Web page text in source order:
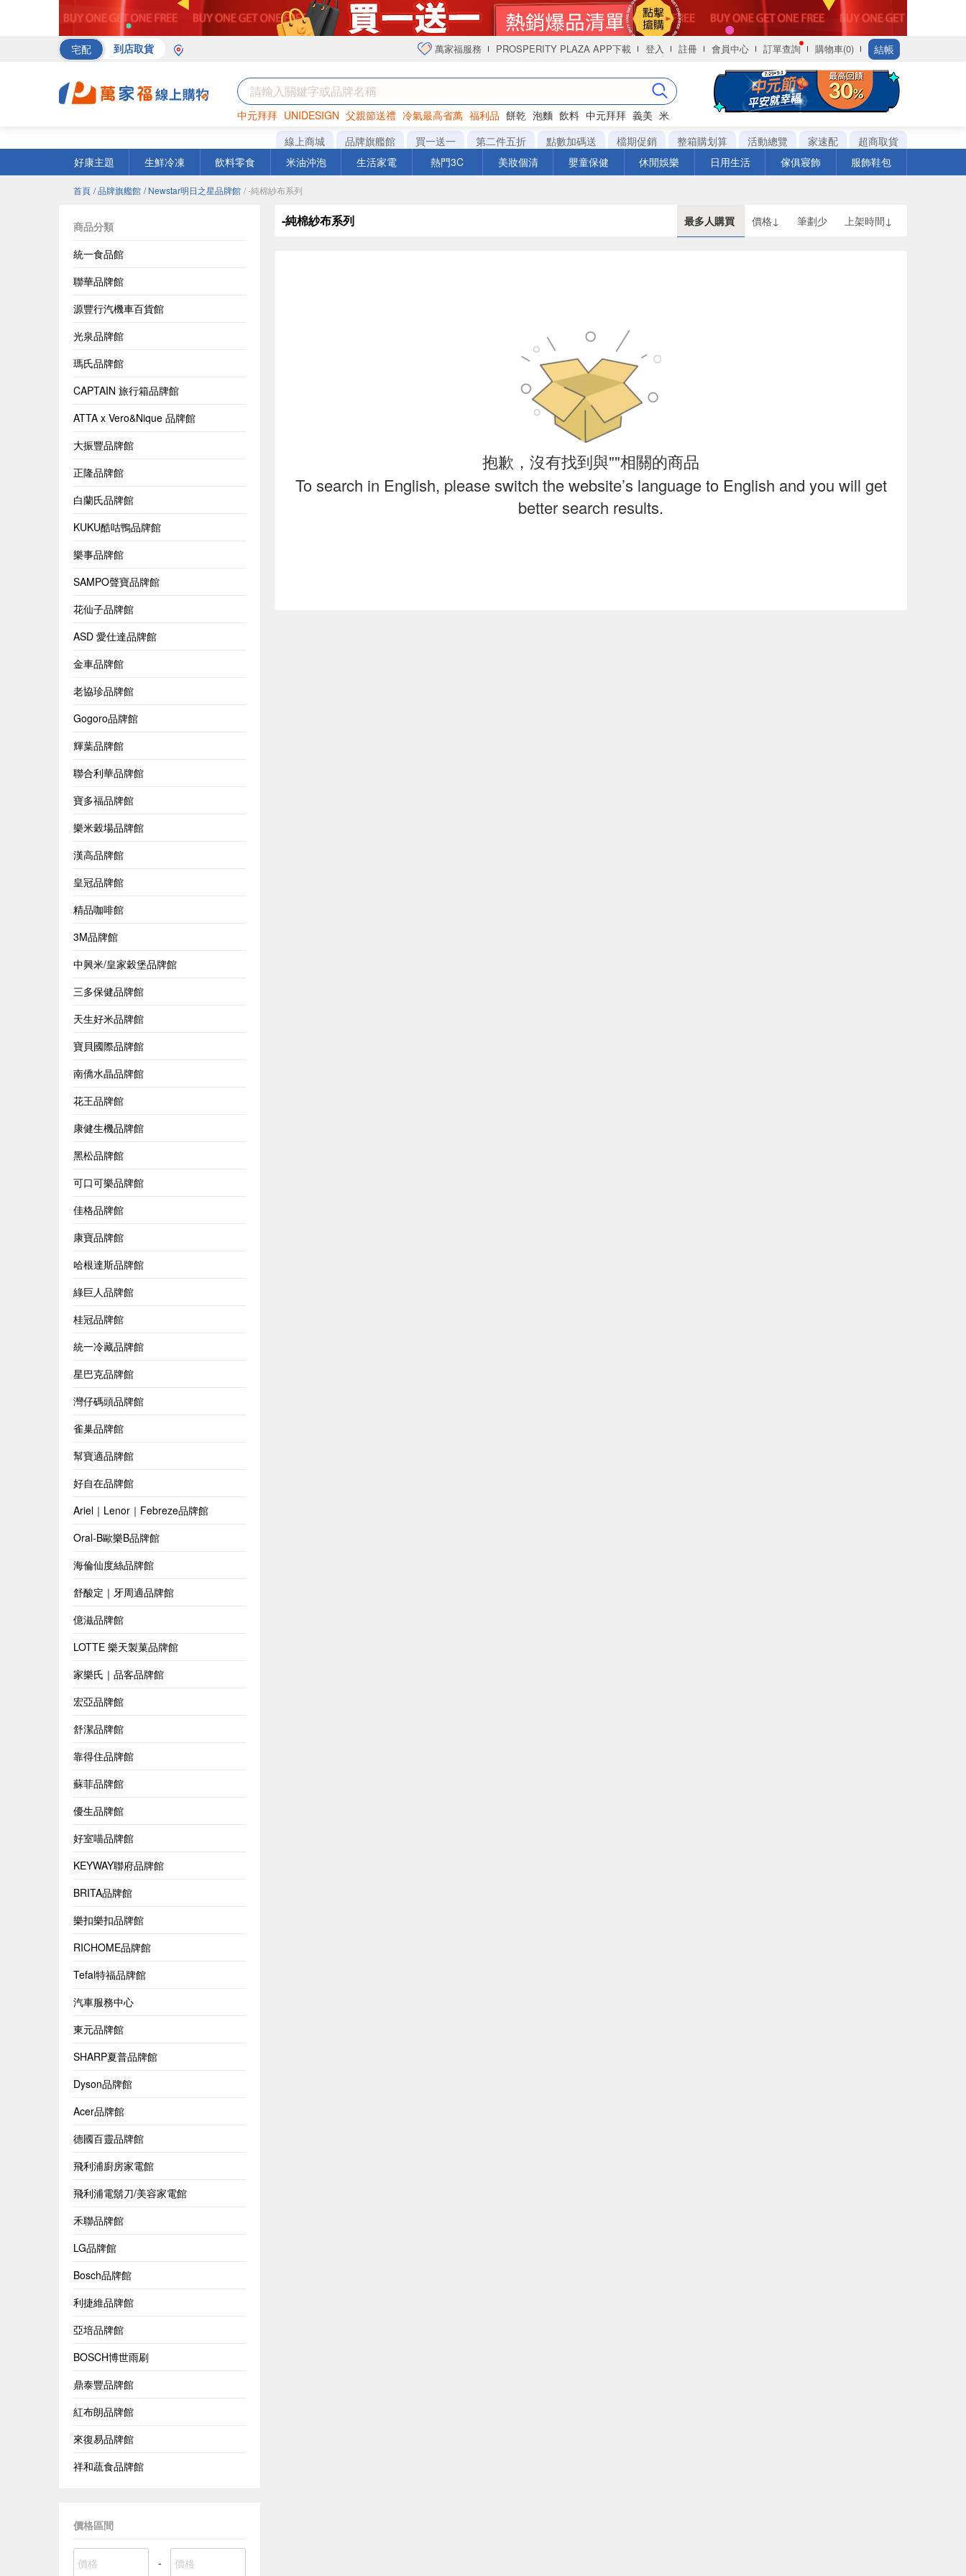
宅配 到店取貨 萬家福服務 PROSPERITY PLAZA APP下載 登入 註冊 會員中心 訂單查詢 購物車(0) 結帳
中元拜拜 UNIDESIGN 父親節送禮 冷氣最高省萬 福利品 餅乾 泡麵 飲料 中元拜拜 義美 米
巧克力 罐頭 衛生紙
線上商城 品牌旗艦館 買一送一 第二件五折 點數加碼送 檔期促銷 整箱購划算 活動總覽 家速配
超商取貨
好康主題
生鮮冷凍 飲料零食 米油沖泡 生活家電 熱門3C 美妝個清 嬰童保健 休閒娛樂 日用生活 傢俱寢飾 服飾鞋包
首頁 / 品牌旗艦館 / Newstar明日之星品牌館 / -純棉紗布系列
商品分類
統一食品館
聯華品牌館
源豐行汽機車百貨館
光泉品牌館
瑪氏品牌館
CAPTAIN 旅行箱品牌館
ATTA x Vero&Nique 品牌館
大振豐品牌館
正隆品牌館
白蘭氏品牌館
KUKU酷咕鴨品牌館
樂事品牌館
SAMPO聲寶品牌館
花仙子品牌館
ASD 愛仕達品牌館
金車品牌館
老協珍品牌館
Gogoro品牌館
輝葉品牌館
聯合利華品牌館
寶多福品牌館
樂米穀場品牌館
漢高品牌館
皇冠品牌館
精品咖啡館
3M品牌館
中興米/皇家穀堡品牌館
三多保健品牌館
天生好米品牌館
寶貝國際品牌館
南僑水晶品牌館
花王品牌館
康健生機品牌館
黑松品牌館
可口可樂品牌館
佳格品牌館
康寶品牌館
哈根達斯品牌館
綠巨人品牌館
桂冠品牌館
統一冷藏品牌館
星巴克品牌館
灣仔碼頭品牌館
雀巢品牌館
幫寶適品牌館
好自在品牌館
Ariel｜Lenor｜Febreze品牌館
Oral-B歐樂B品牌館
海倫仙度絲品牌館
舒酸定｜牙周適品牌館
億滋品牌館
LOTTE 樂天製菓品牌館
家樂氏｜品客品牌館
宏亞品牌館
舒潔品牌館
靠得住品牌館
蘇菲品牌館
優生品牌館
好室喵品牌館
KEYWAY聯府品牌館
BRITA品牌館
樂扣樂扣品牌館
RICHOME品牌館
Tefal特福品牌館
汽車服務中心
東元品牌館
SHARP夏普品牌館
Dyson品牌館
Acer品牌館
德國百靈品牌館
飛利浦廚房家電館
飛利浦電鬍刀/美容家電館
禾聯品牌館
LG品牌館
Bosch品牌館
利捷維品牌館
亞培品牌館
BOSCH博世雨刷
鼎泰豐品牌館
紅布朗品牌館
來復易品牌館
祥和蔬食品牌館
價格區間
-
-純棉紗布系列 最多人購買 價格↓ 筆劃少 上架時間↓
抱歉，沒有找到與""相關的商品
To search in English, please switch the website’s language to English and you will get
better search results.